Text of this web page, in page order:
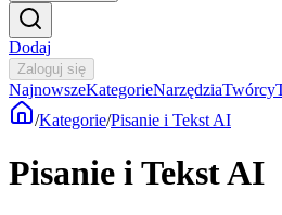
Dodaj
Zaloguj się
NajnowszeKategorieNarzędziaTwórcy
/Kategorie/Pisanie i Tekst AI
Pisanie i Tekst AI